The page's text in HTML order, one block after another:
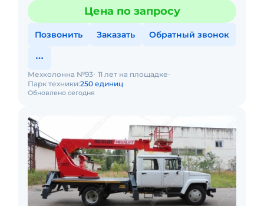
Цена по запросу
Позвонить Заказать Обратный звонок
Обновлено сегодня
Мехколонна №93 11 лет на площадке
Парк техники:250 единиц